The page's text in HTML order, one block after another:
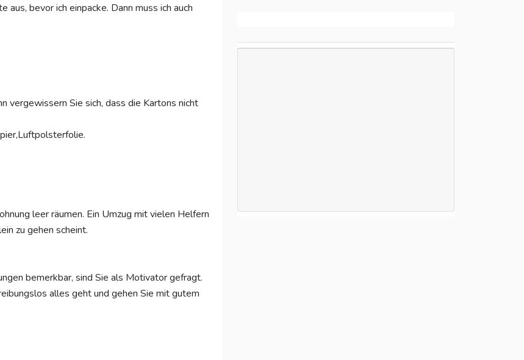
bevor ich einpacke. Dann muss ich auch
vergewissern Sie sich, dass die Kartons nicht
leer räumen. Ein Umzug mit vielen Helfern
zu gehen scheint.
bemerkbar, sind Sie als Motivator gefragt.
alles geht und gehen Sie mit gutem